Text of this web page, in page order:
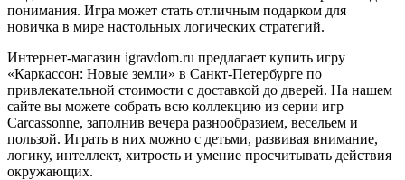
понимания. Игра может стать отличным подарком для
новичка в мире настольных логических стратегий.
Интернет-магазин igravdom.ru предлагает купить игру
«Каркассон: Новые земли» в Санкт-Петербурге по
привлекательной стоимости с доставкой до дверей. На нашем
сайте вы можете собрать всю коллекцию из серии игр
Carcassonne, заполнив вечера разнообразием, весельем и
пользой. Играть в них можно с детьми, развивая внимание,
логику, интеллект, хитрость и умение просчитывать действия
окружающих.